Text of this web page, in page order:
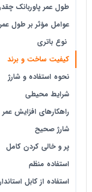
طول عمر پاوربانک
عوامل مؤثر بر طول عمر
نوع باتری
کیفیت ساخت و برند
نحوه استفاده و شارژ
شرایط محیطی
راهکارهای افزایش عمر
شارژ صحیح
پر و خالی کردن کامل
استفاده منظم
استفاده از کابل